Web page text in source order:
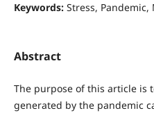
Keywords: Stress, Pandemic,
Abstract
The purpose of this article is
generated by the pandemic